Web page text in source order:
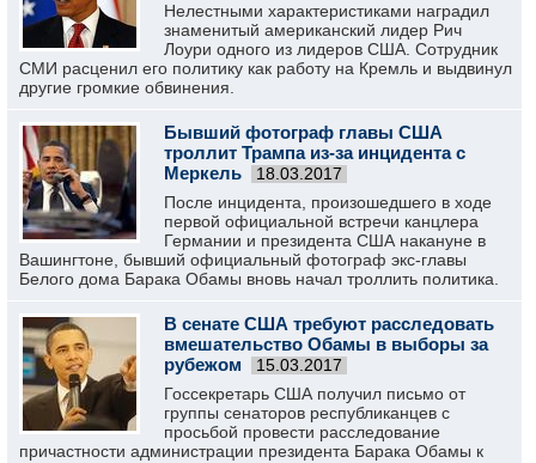
Нелестными характеристиками наградил
знаменитый американский лидер Рич
Лоури одного из лидеров США. Сотрудник
СМИ расценил его политику как работу на Кремль и выдвинул
другие громкие обвинения.
Бывший фотограф главы США
троллит Трампа из-за инцидента с
Меркель
18.03.2017
После инцидента, произошедшего в ходе
первой официальной встречи канцлера
Германии и президента США накануне в
Вашингтоне, бывший официальный фотограф экс-главы
Белого дома Барака Обамы вновь начал троллить политика.
В сенате США требуют расследовать
вмешательство Обамы в выборы за
рубежом
15.03.2017
Госсекретарь США получил письмо от
группы сенаторов республиканцев с
просьбой провести расследование
причастности администрации президента Барака Обамы к